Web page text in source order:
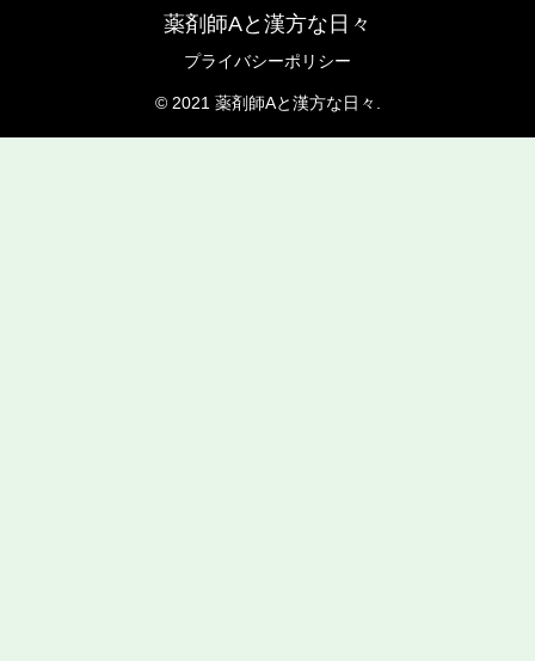
薬剤師Aと漢方な日々
プライバシーポリシー
© 2021 薬剤師Aと漢方な日々.